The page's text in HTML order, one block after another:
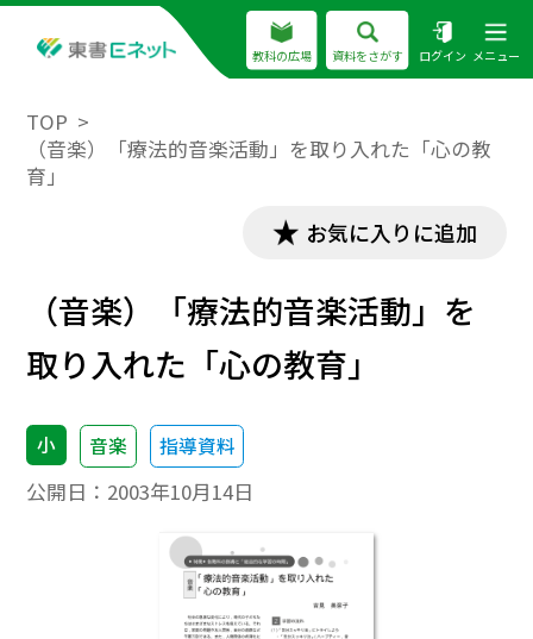
教科の広場 資料をさがす ログイン メニュー
TOP
（音楽）「療法的音楽活動」を取り入れた「心の教
育」
お気に入りに追加
（音楽）「療法的音楽活動」を
取り入れた「心の教育」
小 音楽 指導資料
公開日： 2003年10月14日